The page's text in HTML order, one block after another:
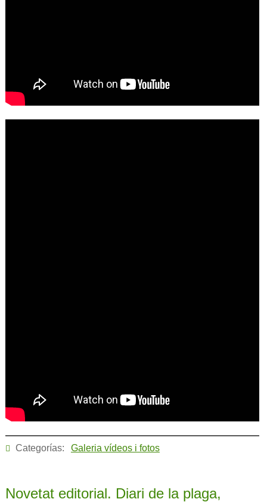
Categorías: Galeria vídeos i fotos
Novetat editorial. Diari de la plaga,